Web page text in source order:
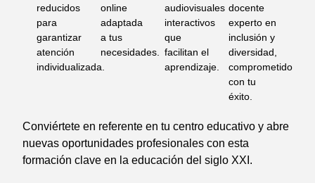
reducidos
para
garantizar
atención
individualizada.
online
adaptada
a tus
necesidades.
audiovisuales
interactivos
que
facilitan el
aprendizaje.
docente
experto en
inclusión y
diversidad,
comprometido
con tu
éxito.
Conviértete en referente en tu centro educativo y abre
nuevas oportunidades profesionales con esta
formación clave en la educación del siglo XXI.